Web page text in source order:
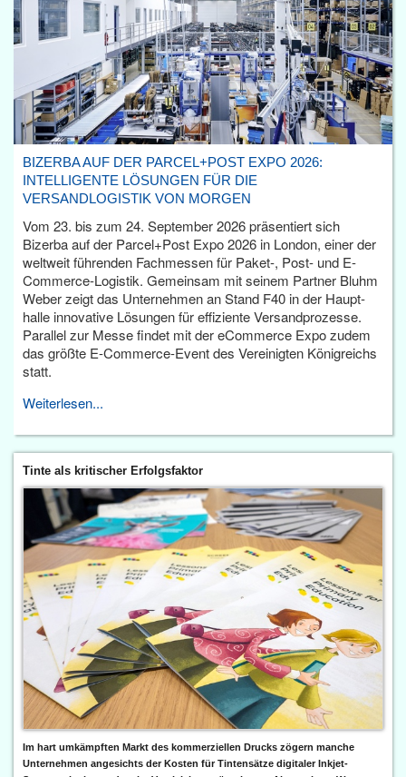
BIZERBA AUF DER PARCEL+POST EXPO 2026:
INTELLIGENTE LÖSUNGEN FÜR DIE
VERSANDLOGISTIK VON MORGEN
Vom 23. bis zum 24. September 2026 präsentiert sich
Bizerba auf der Parcel+Post Expo 2026 in London, einer der
weltweit führenden Fachmessen für Paket-, Post- und E-
Commerce-Logistik. Gemeinsam mit seinem Partner Bluhm
Weber zeigt das Unternehmen an Stand F40 in der Haupt­
halle innovative Lösungen für effiziente Versandprozesse.
Parallel zur Messe findet mit der eCommerce Expo zudem
das größte E-Commerce-Event des Vereinigten Königreichs
statt.
Weiterlesen...
Tinte als kritischer Erfolgsfaktor
Im hart umkämpften Markt des kommerziellen Drucks zögern manche
Unternehmen angesichts der Kosten für Tintensätze digitaler Inkjet-